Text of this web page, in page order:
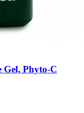
Gel, Phyto-C